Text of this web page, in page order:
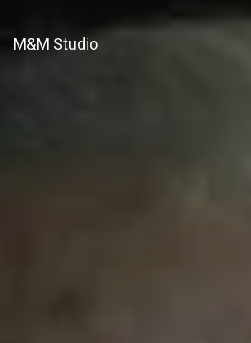
M&M Studio